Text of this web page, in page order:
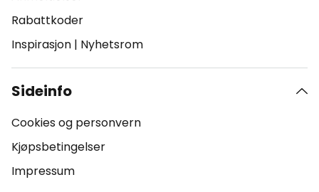
Rabattkoder
Inspirasjon | Nyhetsrom
Sideinfo
Cookies og personvern
Kjøpsbetingelser
Impressum